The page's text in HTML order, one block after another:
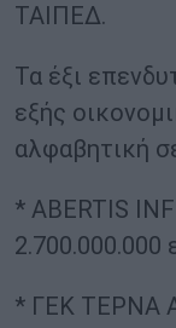
ΤΑΙΠΕΔ.
Τα έξι
εξής
αλφαβητική
* ABERTIS
2.700.000.000
* ΓΕΚ ΤΕΡΝΑ